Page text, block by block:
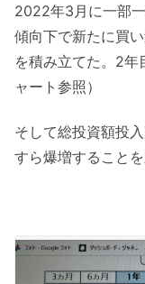
2022年3月に一部
傾向下で新たに買
を積み立てた。2
ャート参照）
そして総投資額投
すら爆増することを